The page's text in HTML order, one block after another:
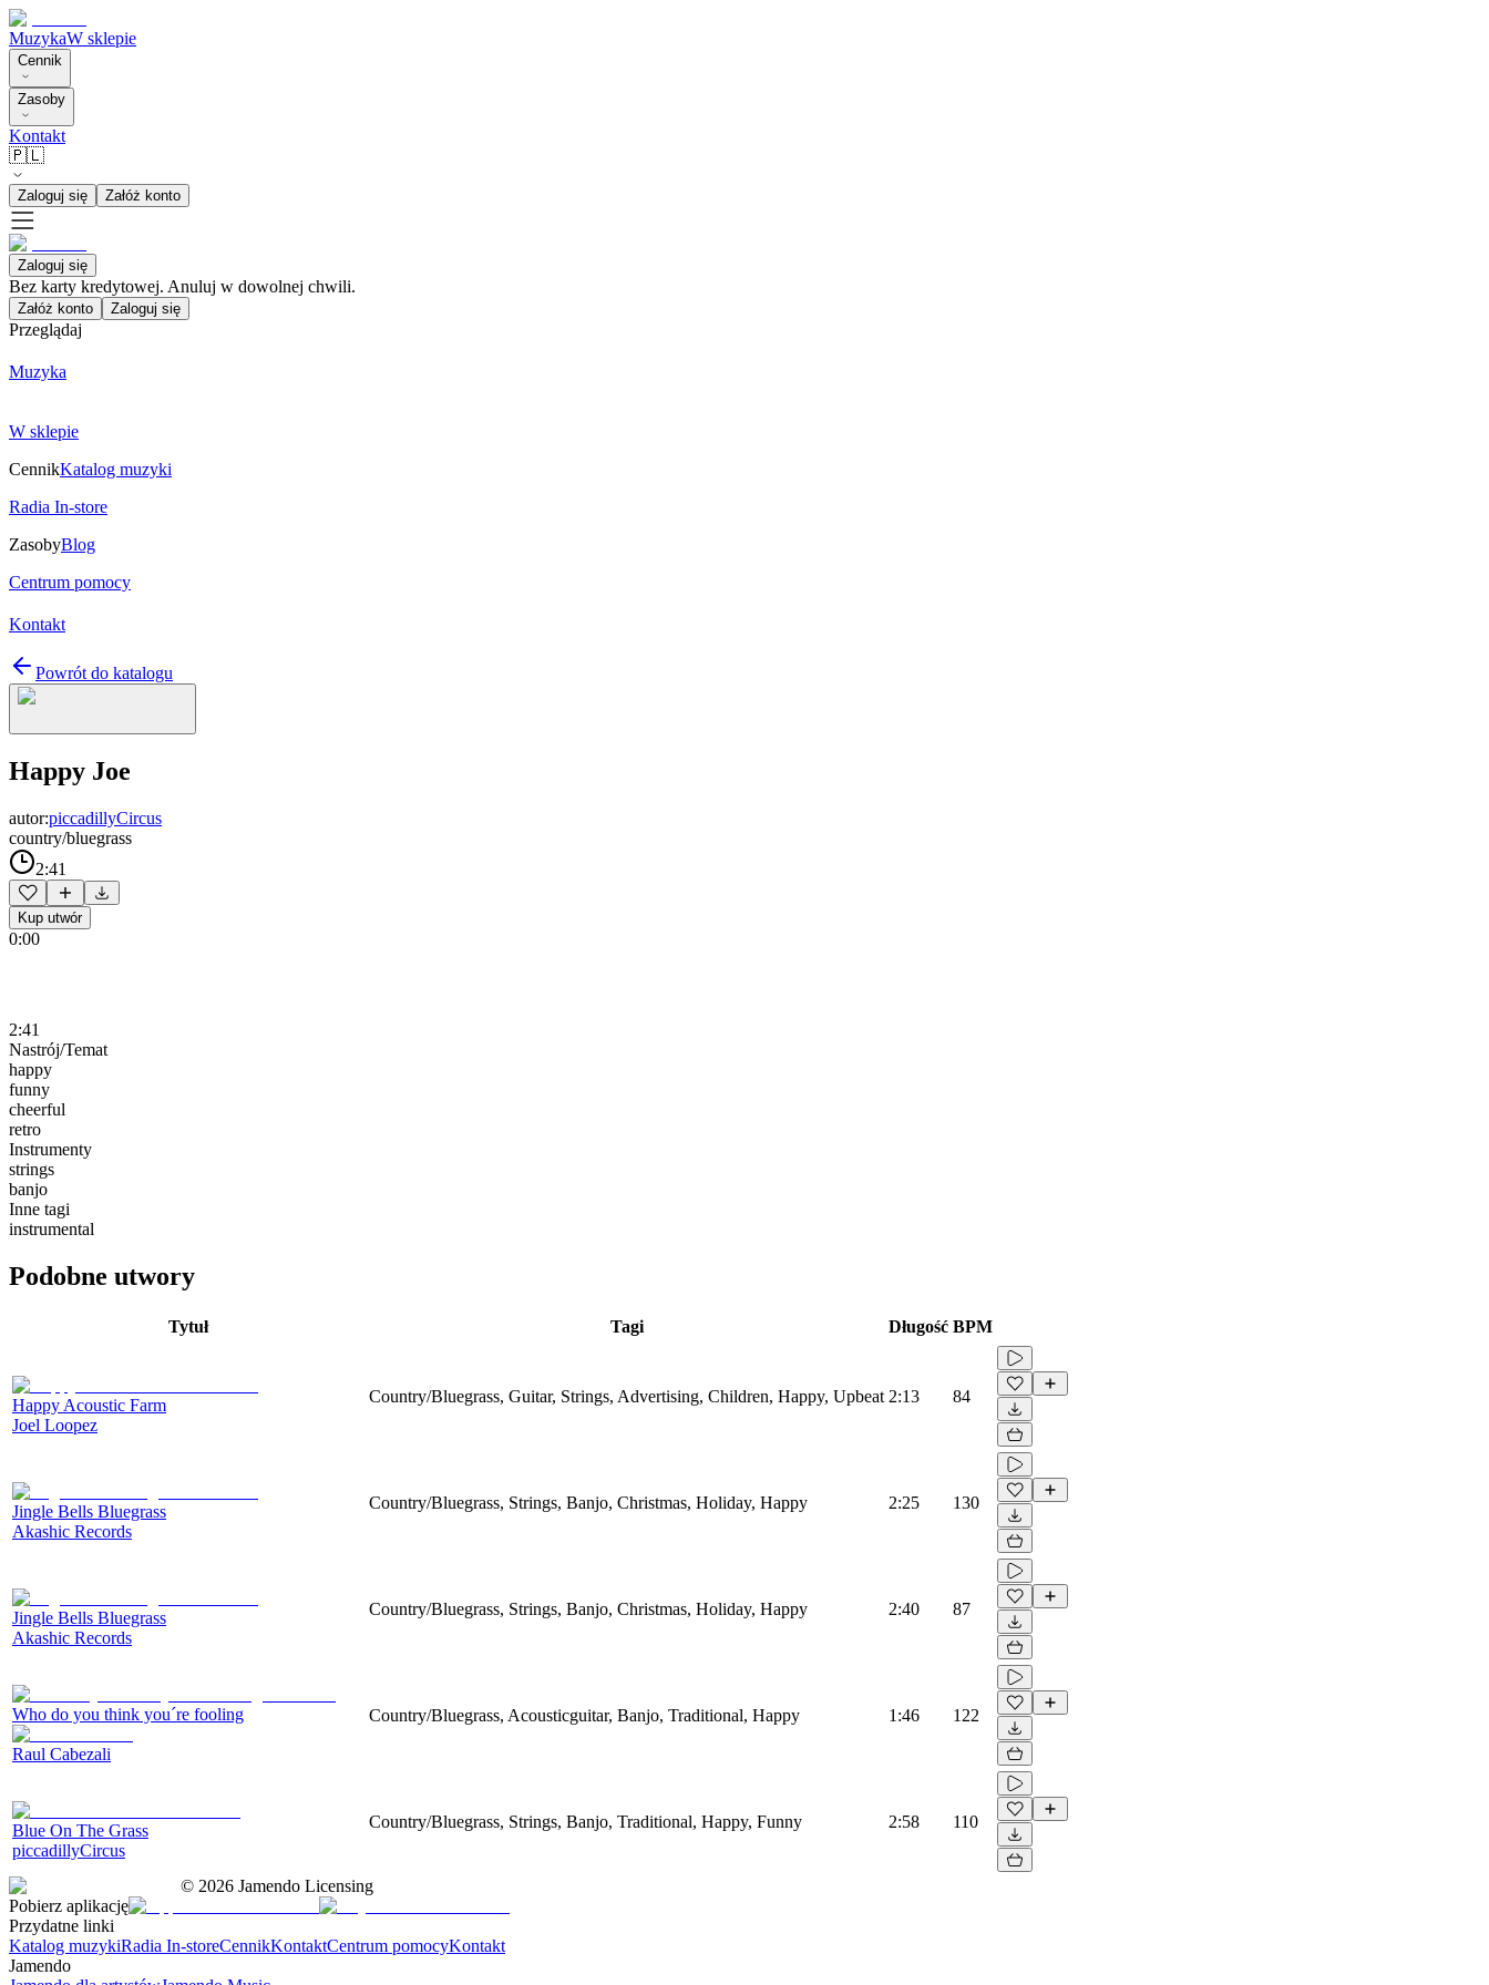
MuzykaW sklepie
Cennik
Zasoby
Kontakt
🇵🇱
Zaloguj się Załóż konto
Zaloguj się
Bez karty kredytowej. Anuluj w dowolnej chwili.
Załóż konto Zaloguj się
Przeglądaj
Muzyka
W sklepie
CennikKatalog muzyki
Radia In-store
ZasobyBlog
Centrum pomocy
Kontakt
Powrót do katalogu
Happy Joe
autor:piccadillyCircus
country/bluegrass
2:41
Kup utwór
0:00
2:41
Nastrój/Temat
happy
funny
cheerful
retro
Instrumenty
strings
banjo
Inne tagi
instrumental
Podobne utwory
Tytuł Tagi Długość BPM
Happy Acoustic Farm
Joel Loopez
Country/Bluegrass, Guitar, Strings, Advertising, Children, Happy, Upbeat 2:13 84
Jingle Bells Bluegrass
Akashic Records
Country/Bluegrass, Strings, Banjo, Christmas, Holiday, Happy 2:25 130
Jingle Bells Bluegrass
Akashic Records
Country/Bluegrass, Strings, Banjo, Christmas, Holiday, Happy 2:40 87
Who do you think you´re fooling
Raul Cabezali
Country/Bluegrass, Acousticguitar, Banjo, Traditional, Happy 1:46 122
Blue On The Grass
piccadillyCircus
Country/Bluegrass, Strings, Banjo, Traditional, Happy, Funny 2:58 110
© 2026 Jamendo Licensing
Pobierz aplikację
Przydatne linki
Katalog muzykiRadia In-storeCennikKontaktCentrum pomocyKontakt
Jamendo